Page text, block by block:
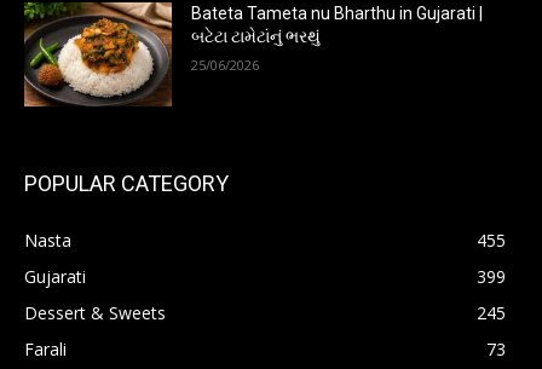
Bateta Tameta nu Bharthu in Gujarati |
બટેટા ટામેટાંનું ભરથું
25/06/2026
POPULAR CATEGORY
Nasta
455
Gujarati
399
Dessert & Sweets
245
Farali
73